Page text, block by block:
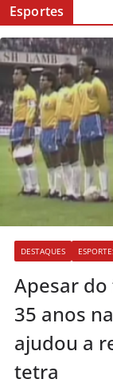
Esportes
DESTAQUES
Apesar do
35 anos
ajudou a
tetra